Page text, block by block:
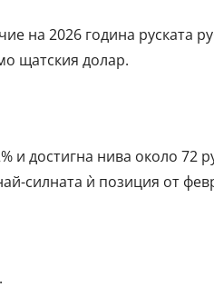
на 2026 година руската
щатския долар.
и достигна нива около 72
силната ѝ позиция от